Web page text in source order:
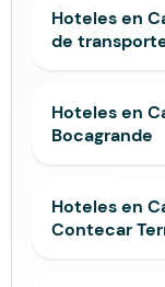
Hoteles en
de
Hoteles en
Bocagrande
Hoteles en
Contecar